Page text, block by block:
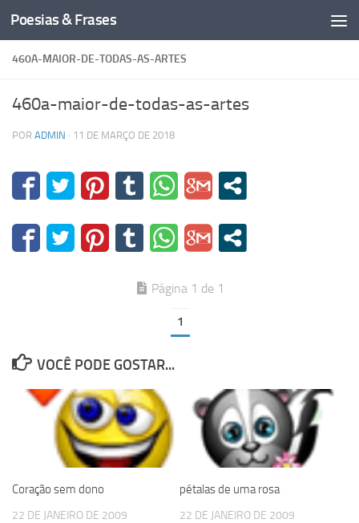
Skip to content
Poesias & Frases
460A-MAIOR-DE-TODAS-AS-ARTES
460a-maior-de-todas-as-artes
POR ADMIN · 11 DE MARÇO DE 2018
Página 1 de 1
1
VOCÊ PODE GOSTAR...
Coração sem dono
22 DE JANEIRO DE 2009
pétalas de uma rosa
22 DE JANEIRO DE 2009